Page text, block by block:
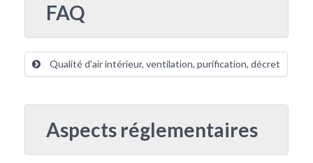
FAQ
Qualité d'air intérieur, ventilation, purification, décret
Aspects réglementaires